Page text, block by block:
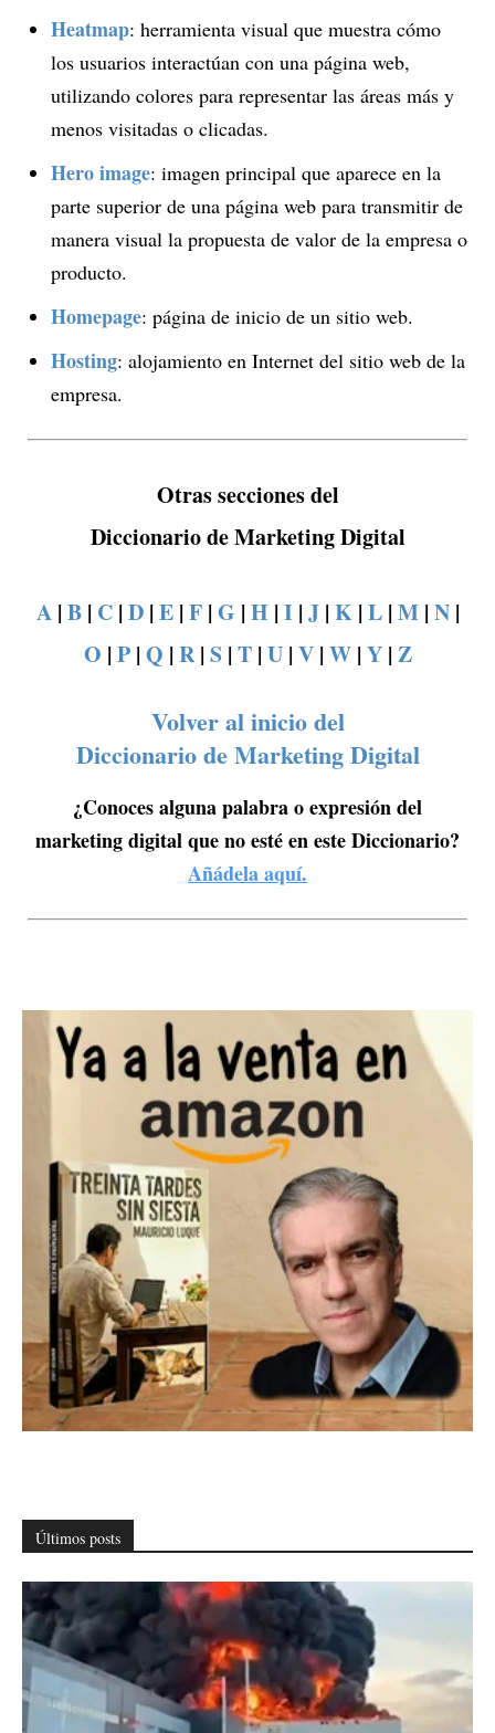
Heatmap: herramienta visual que muestra cómo
los usuarios interactúan con una página web,
utilizando colores para representar las áreas más y
menos visitadas o clicadas.
Hero image: imagen principal que aparece en la
parte superior de una página web para transmitir de
manera visual la propuesta de valor de la empresa o
producto.
Homepage: página de inicio de un sitio web.
Hosting: alojamiento en Internet del sitio web de la
empresa.
Otras secciones del
Diccionario de Marketing Digital
A| B| C| D| E| F| G | H | I| J| K| L| M| N|
O | P| Q | R| S| T| U| V| W| Y| Z
Volver al inicio del
Diccionario de Marketing Digital
¿Conoces alguna palabra o expresión del
marketing digital que no esté en este Diccionario?
Añádela aquí.
Últimos posts